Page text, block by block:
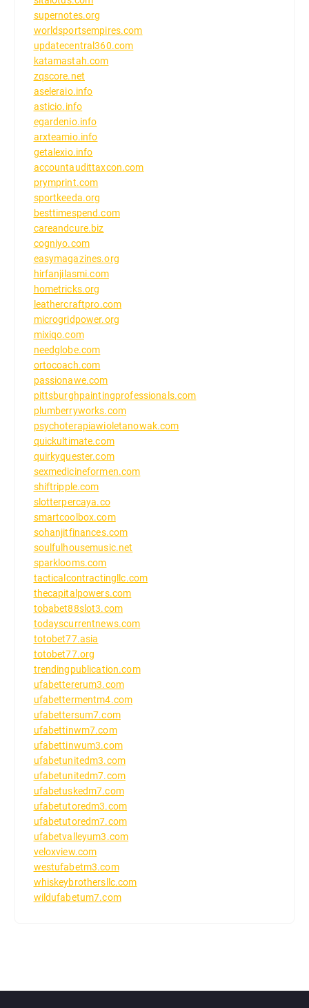
supernotes.org
worldsportsempires.com
updatecentral360.com
katamastah.com
zqscore.net
aseleraio.info
asticio.info
egardenio.info
arxteamio.info
getalexio.info
accountaudittaxcon.com
prymprint.com
sportkeeda.org
besttimespend.com
careandcure.biz
cogniyo.com
easymagazines.org
hirfanjilasmi.com
hometricks.org
leathercraftpro.com
microgridpower.org
mixiqo.com
needglobe.com
ortocoach.com
passionawe.com
pittsburghpaintingprofessionals.com
plumberryworks.com
psychoterapiawioletanowak.com
quickultimate.com
quirkyquester.com
sexmedicineformen.com
shiftripple.com
slotterpercaya.co
smartcoolbox.com
sohanjitfinances.com
soulfulhousemusic.net
sparklooms.com
tacticalcontractingllc.com
thecapitalpowers.com
tobabet88slot3.com
todayscurrentnews.com
totobet77.asia
totobet77.org
trendingpublication.com
ufabettererum3.com
ufabettermentm4.com
ufabettersum7.com
ufabettinwm7.com
ufabettinwum3.com
ufabetunitedm3.com
ufabetunitedm7.com
ufabetuskedm7.com
ufabetutoredm3.com
ufabetutoredm7.com
ufabetvalleyum3.com
veloxview.com
westufabetm3.com
whiskeybrothersllc.com
wildufabetum7.com